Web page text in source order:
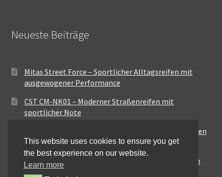
Neueste Beiträge
Mitas Street Force – Sportlicher Alltagsreifen mit
ausgewogener Performance
CST CM-NK01 – Moderner Straßenreifen mit
sportlicher Note
Maxxis MA-ST3 – Ausgewogener Sport-Touring-Reifen
für vielseitige Einsätze
Pirelli City Demon – Zuverlässigkeit für den urbanen
Alltag
This website uses cookies to ensure you get
the best experience on our website.
Learn more